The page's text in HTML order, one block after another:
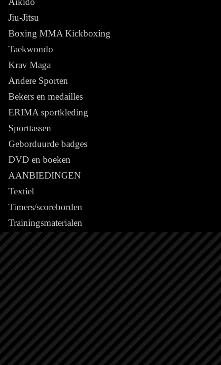
Jiu-Jitsu
Boxing MMA Kickboxing
Taekwondo
Krav Maga
Andere Sporten
Bekers en medailles
ERIMA sportkleding
Sporttassen
Geborduurde badges
DVD en boeken
AANBIEDINGEN
Textiel
Timers/scoreborden
Trainingsmaterialen